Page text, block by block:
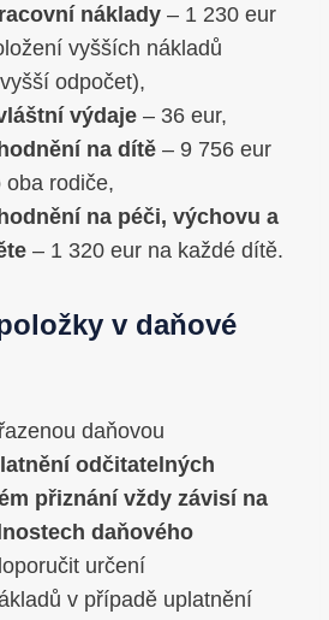
náklady – 1 230 eur
vyšších nákladů
odpočet),
výdaje – 36 eur,
na dítě – 9 756 eur
oba rodiče,
na péči, výchovu a
– 1 320 eur na každé dítě.
v daňové
daňovou
odčitatelných
přiznání vždy závisí na
daňového
určení
v případě uplatnění